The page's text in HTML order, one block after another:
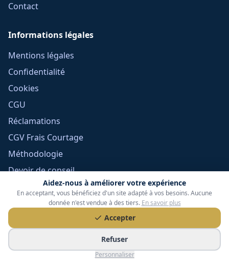
Aidez-nous à améliorer votre expérience
En acceptant, vous bénéficiez d'un site adapté à vos besoins. Aucune
donnée n'est vendue à des tiers. En savoir plus
Accepter
Refuser
Personnaliser
Contact
Informations légales
Mentions légales
Confidentialité
Cookies
CGU
Réclamations
CGV Frais Courtage
Méthodologie
Devoir de conseil
Politique éditoriale
Gérer mes cookies